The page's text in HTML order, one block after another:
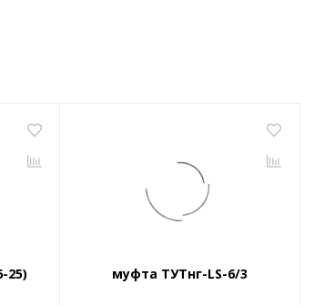
25) муфта ТУТнг-LS-6/3